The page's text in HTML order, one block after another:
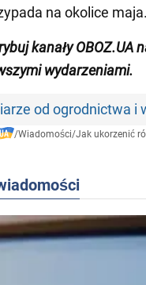
na okolice maja.
kanały OBOZ.UA
wydarzeniami.
od ogrodnictwa i
/Wiadomości/Jak ukorzenić